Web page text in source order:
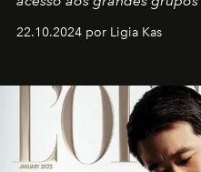
22.10.2024 por Ligia Kas